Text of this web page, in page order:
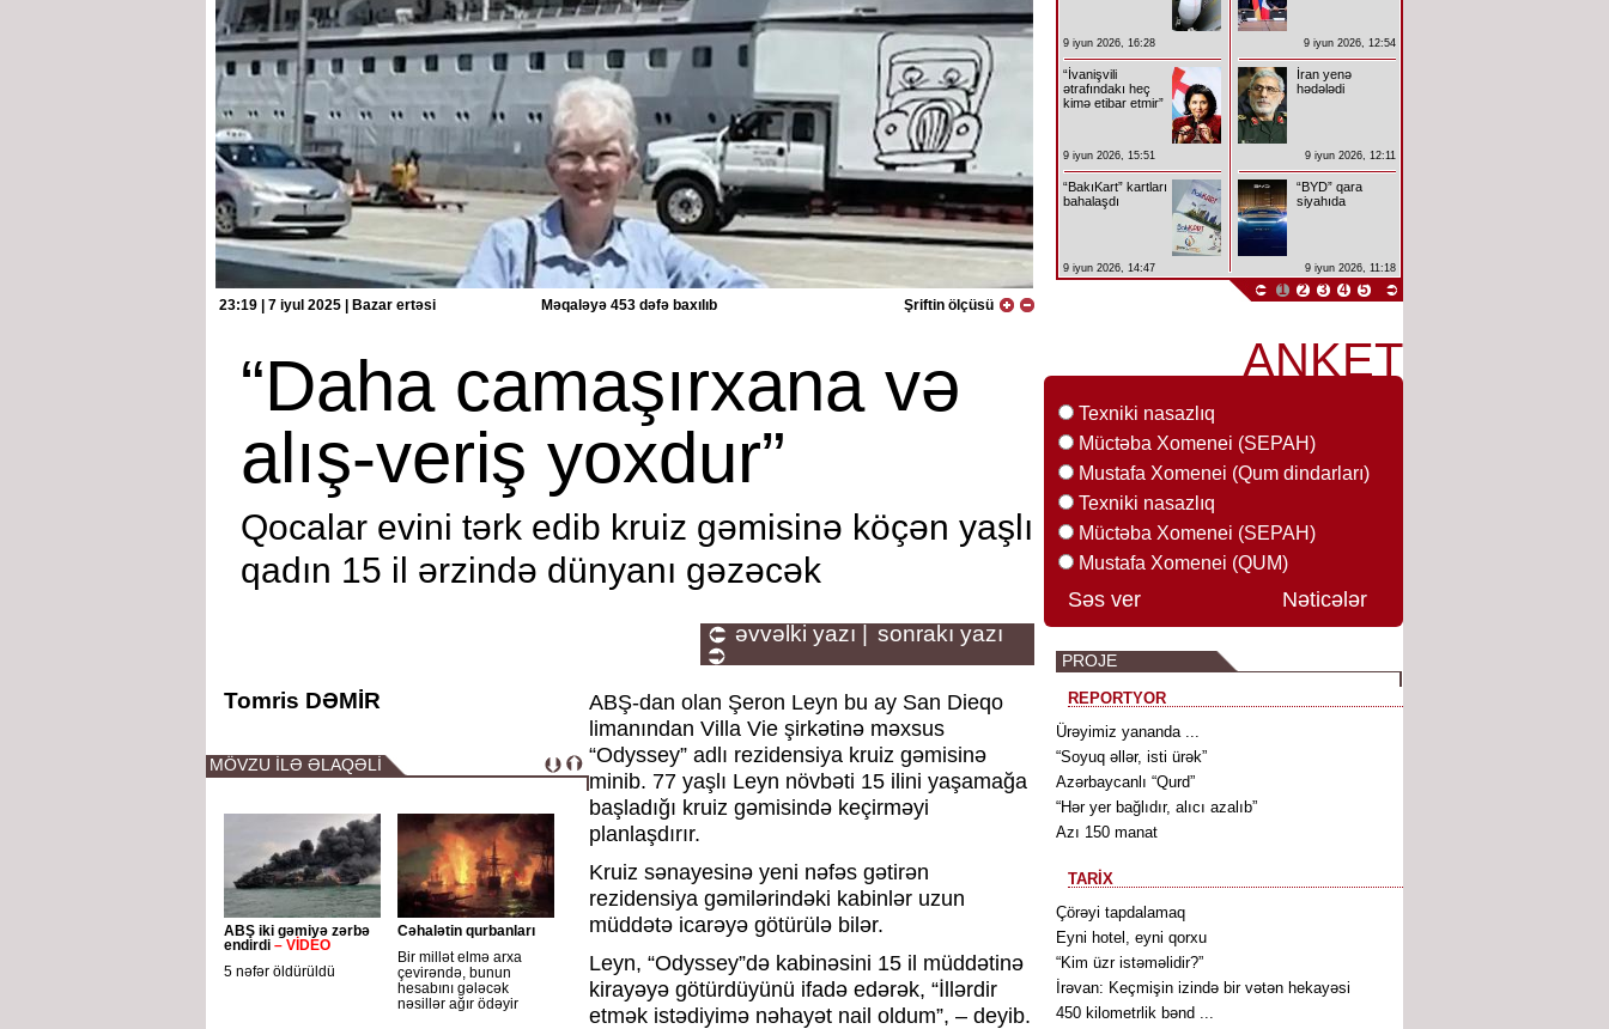
23:19 | 7 iyul 2025 | Bazar ertəsi Məqaləyə 453 dəfə baxılıb Şriftin ölçüsü
“Daha camaşırxana və
alış-veriş yoxdur”
Qocalar evini tərk edib kruiz gəmisinə köçən yaşlı
qadın 15 il ərzində dünyanı gəzəcək
əvvəlki yazı | sonrakı yazı
Tomris DƏMİR
MÖVZU İLƏ ƏLAQƏLİ
ABŞ iki gəmiyə zərbə
endirdi – VİDEO
5 nəfər öldürüldü
Cəhalətin qurbanları
Bir millət elmə arxa
çevirəndə, bunun
hesabını gələcək
nəsillər ağır ödəyir
ABŞ-dan olan Şeron Leyn bu ay San Dieqo
limanından Villa Vie şirkətinə məxsus
“Odyssey” adlı rezidensiya kruiz gəmisinə
minib. 77 yaşlı Leyn növbəti 15 ilini yaşamağa
başladığı kruiz gəmisində keçirməyi
planlaşdırır.
Kruiz sənayesinə yeni nəfəs gətirən
rezidensiya gəmilərindəki kabinlər uzun
müddətə icarəyə götürülə bilər.
Leyn, “Odyssey”də kabinəsini 15 il müddətinə
kirayəyə götürdüyünü ifadə edərək, “İllərdir
etmək istədiyimə nəhayət nail oldum”, – deyib.
9 iyun 2026, 16:28
“İvanişvili
ətrafındakı heç
kimə etibar etmir”
9 iyun 2026, 15:51
“BakıKart” kartları
bahalaşdı
9 iyun 2026, 14:47
9 iyun 2026, 12:54
İran yenə
hədələdi
9 iyun 2026, 12:11
“BYD” qara
siyahıda
9 iyun 2026, 11:18
1 2 3 4 5
ANKET
Texniki nasazlıq
Müctəba Xomenei (SEPAH)
Mustafa Xomenei (Qum dindarları)
Texniki nasazlıq
Müctəba Xomenei (SEPAH)
Mustafa Xomenei (QUM)
Səs ver Nəticələr
PROJE
REPORTYOR
Ürəyimiz yananda ...
“Soyuq əllər, isti ürək”
Azərbaycanlı “Qurd”
“Hər yer bağlıdır, alıcı azalıb”
Azı 150 manat
TARİX
Çörəyi tapdalamaq
Eyni hotel, eyni qorxu
“Kim üzr istəməlidir?”
İrəvan: Keçmişin izində bir vətən hekayəsi
450 kilometrlik bənd ...